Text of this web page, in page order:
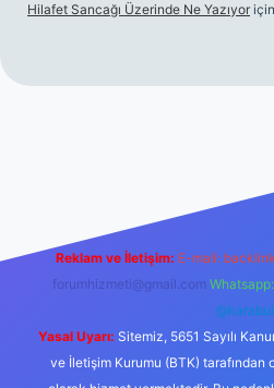
Hilafet Sancağı Üzerinde Ne Yazıyor için
Reklam ve İletişim: E-mail:
forumhizmeti@gmail.com
@karabul
Yasal Uyarı: Sitemiz, 5651 Sayılı
ve İletişim Kurumu (BTK) tarafından